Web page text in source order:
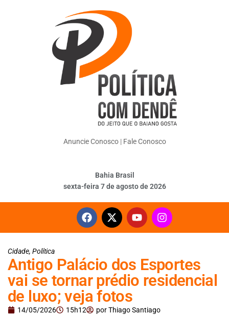
Anuncie Conosco| Fale Conosco
Bahia Brasil
sexta-feira 7 de agosto de 2026
Cidade, Política
Antigo Palácio dos Esportes
vai se tornar prédio residencial
de luxo; veja fotos
14/05/2026 15h12 porThiago Santiago